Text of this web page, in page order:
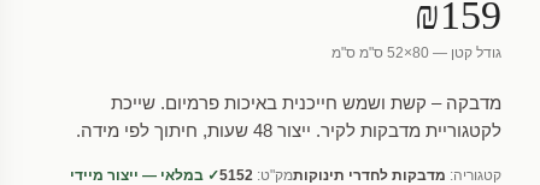
₪159
גודל קטן — 80×52 ס"מ ס"מ
מדבקה – קשת ושמש חייכנית באיכות פרמיום. שייכת
לקטגוריית מדבקות לקיר. ייצור 48 שעות, חיתוך לפי מידה.
קטגוריה: מדבקות לחדרי תינוקותמק"ט: 5152✓ במלאי — ייצור מיידי